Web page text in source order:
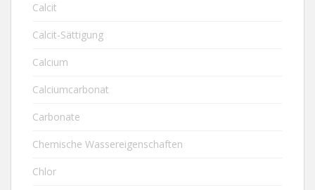
Calcit
Calcit-Sättigung
Calcium
Calciumcarbonat
Carbonate
Chemische Wassereigenschaften
Chlor